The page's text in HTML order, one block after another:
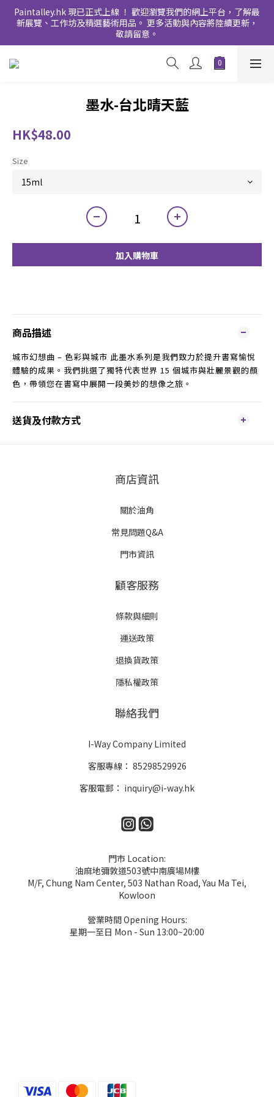
Paintalley.hk 現已正式上線 ！ 歡迎瀏覽我們的網上平台，了解最
新展覽、工作坊及精選藝術用品。 更多活動與內容將陸續更新，
敬請留意。
墨水-台北晴天藍
HK$48.00
Size
加入購物車
商品描述
城市幻想曲 – 色彩與城市 此墨水系列是我們致力於提升書寫愉悅
體驗的成果。我們挑選了獨特代表世界 15 個城市與壯麗景觀的顏
色，帶領您在書寫中展開一段美妙的想像之旅。
送貨及付款方式
商店資訊
關於油角
常見問題Q&A
門市資訊
顧客服務
條款與細則
運送政策
退換貨政策
隱私權政策
聯絡我們
I-Way Company Limited
客服專線： 85298529926
客服電郵： inquiry@i-way.hk
門市 Location:
油麻地彌敦道503號中南廣場M樓
M/F, Chung Nam Center, 503 Nathan Road, Yau Ma Tei,
Kowloon
營業時間 Opening Hours:
星期一至日 Mon - Sun 13:00~20:00